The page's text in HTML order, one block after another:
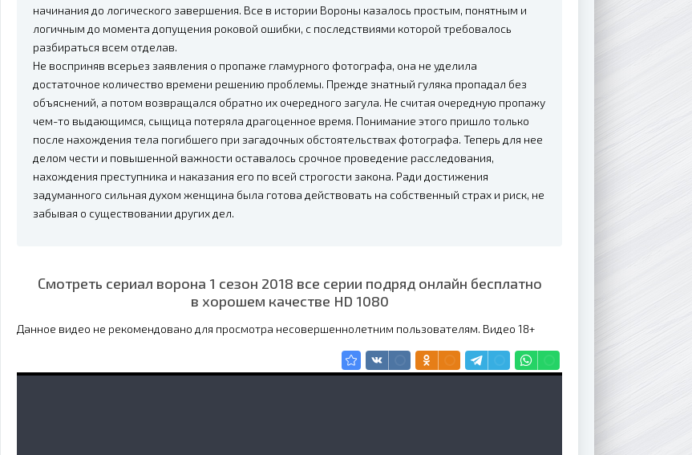
начинания до логического завершения. Все в истории Вороны казалось простым, понятным и
логичным до момента допущения роковой ошибки, с последствиями которой требовалось
разбираться всем отделав.
Не восприняв всерьез заявления о пропаже гламурного фотографа, она не уделила
достаточное количество времени решению проблемы. Прежде знатный гуляка пропадал без
объяснений, а потом возвращался обратно их очередного загула. Не считая очередную пропажу
чем-то выдающимся, сыщица потеряла драгоценное время. Понимание этого пришло только
после нахождения тела погибшего при загадочных обстоятельствах фотографа. Теперь для нее
делом чести и повышенной важности оставалось срочное проведение расследования,
нахождения преступника и наказания его по всей строгости закона. Ради достижения
задуманного сильная духом женщина была готова действовать на собственный страх и риск, не
забывая о существовании других дел.
Смотреть сериал ворона 1 сезон 2018 все серии подряд онлайн бесплатно
в хорошем качестве HD 1080
Данное видео не рекомендовано для просмотра несовершеннолетним пользователям. Видео 18+